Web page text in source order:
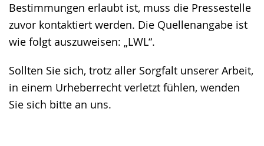
Bestimmungen erlaubt ist, muss die Pressestelle
zuvor kontaktiert werden. Die Quellenangabe ist
wie folgt auszuweisen: „LWL“.
Sollten Sie sich, trotz aller Sorgfalt unserer Arbeit,
in einem Urheberrecht verletzt fühlen, wenden
Sie sich bitte an uns.